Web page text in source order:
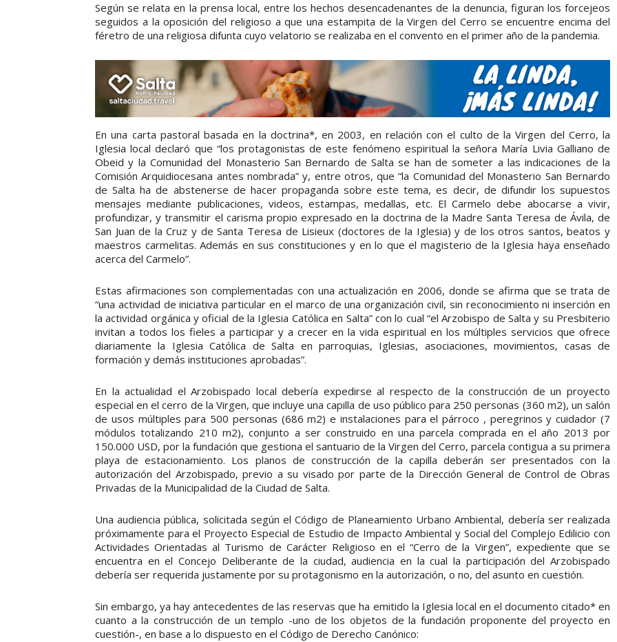
Según se relata en la prensa local, entre los hechos desencadenantes de la denuncia, figuran los forcejeos
seguidos a la oposición del religioso a que una estampita de la Virgen del Cerro se encuentre encima del
féretro de una religiosa difunta cuyo velatorio se realizaba en el convento en el primer año de la pandemia.
En una carta pastoral basada en la doctrina*, en 2003, en relación con el culto de la Virgen del Cerro, la
Iglesia local declaró que “los protagonistas de este fenómeno espiritual la señora María Livia Galliano de
Obeid y la Comunidad del Monasterio San Bernardo de Salta se han de someter a las indicaciones de la
Comisión Arquidiocesana antes nombrada” y, entre otros, que “la Comunidad del Monasterio San Bernardo
de Salta ha de abstenerse de hacer propaganda sobre este tema, es decir, de difundir los supuestos
mensajes mediante publicaciones, videos, estampas, medallas, etc. El Carmelo debe abocarse a vivir,
profundizar, y transmitir el carisma propio expresado en la doctrina de la Madre Santa Teresa de Ávila, de
San Juan de la Cruz y de Santa Teresa de Lisieux (doctores de la Iglesia) y de los otros santos, beatos y
maestros carmelitas. Además en sus constituciones y en lo que el magisterio de la Iglesia haya enseñado
acerca del Carmelo”.
Estas afirmaciones son complementadas con una actualización en 2006, donde se afirma que se trata de
“una actividad de iniciativa particular en el marco de una organización civil, sin reconocimiento ni inserción en
la actividad orgánica y oficial de la Iglesia Católica en Salta” con lo cual “el Arzobispo de Salta y su Presbiterio
invitan a todos los fieles a participar y a crecer en la vida espiritual en los múltiples servicios que ofrece
diariamente la Iglesia Católica de Salta en parroquias, Iglesias, asociaciones, movimientos, casas de
formación y demás instituciones aprobadas”.
En la actualidad el Arzobispado local debería expedirse al respecto de la construcción de un proyecto
especial en el cerro de la Virgen, que incluye una capilla de uso público para 250 personas (360 m2), un salón
de usos múltiples para 500 personas (686 m2) e instalaciones para el párroco , peregrinos y cuidador (7
módulos totalizando 210 m2), conjunto a ser construido en una parcela comprada en el año 2013 por
150.000 USD, por la fundación que gestiona el santuario de la Virgen del Cerro, parcela contigua a su primera
playa de estacionamiento. Los planos de construcción de la capilla deberán ser presentados con la
autorización del Arzobispado, previo a su visado por parte de la Dirección General de Control de Obras
Privadas de la Municipalidad de la Ciudad de Salta.
Una audiencia pública, solicitada según el Código de Planeamiento Urbano Ambiental, debería ser realizada
próximamente para el Proyecto Especial de Estudio de Impacto Ambiental y Social del Complejo Edilicio con
Actividades Orientadas al Turismo de Carácter Religioso en el “Cerro de la Virgen”, expediente que se
encuentra en el Concejo Deliberante de la ciudad, audiencia en la cual la participación del Arzobispado
debería ser requerida justamente por su protagonismo en la autorización, o no, del asunto en cuestión.
Sin embargo, ya hay antecedentes de las reservas que ha emitido la Iglesia local en el documento citado* en
cuanto a la construcción de un templo -uno de los objetos de la fundación proponente del proyecto en
cuestión-, en base a lo dispuesto en el Código de Derecho Canónico: